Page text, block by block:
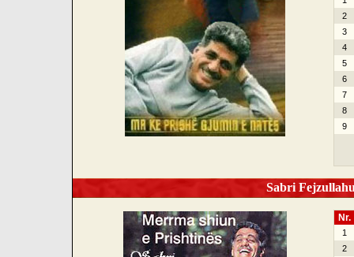
2
3
4
5
6
7
8
9
Sabri
Nr.
1
2